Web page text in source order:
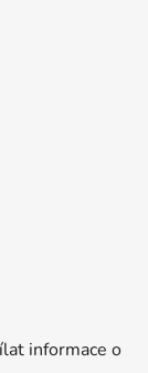
informace o